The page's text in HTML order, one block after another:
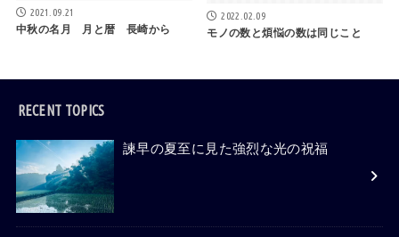
2021.09.21
中秋の名月 月と暦 長崎から
2022.02.09
モノの数と煩悩の数は同じこと
RECENT TOPICS
諫早の夏至に見た強烈な光の祝福